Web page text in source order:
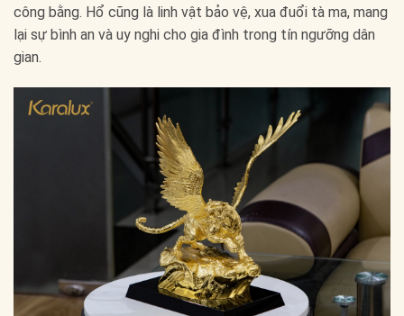
công bằng. Hổ cũng là linh vật bảo vệ, xua đuổi tà ma, mang
lại sự bình an và uy nghi cho gia đình trong tín ngưỡng dân
gian.